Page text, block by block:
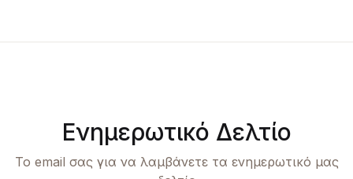
Ενημερωτικό Δελτίο
Το email σας για να λαμβάνετε τα ενημερωτικό μας